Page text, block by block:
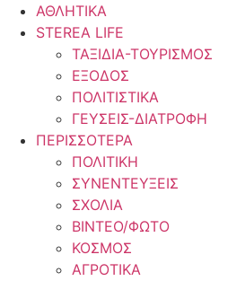
ΑΘΛΗΤΙΚΑ
STEREA LIFE
ΤΑΞΙΔΙΑ-ΤΟΥΡΙΣΜΟΣ
ΕΞΟΔΟΣ
ΠΟΛΙΤΙΣΤΙΚΑ
ΓΕΥΣΕΙΣ-ΔΙΑΤΡΟΦΗ
ΠΕΡΙΣΣΟΤΕΡΑ
ΠΟΛΙΤΙΚΗ
ΣΥΝΕΝΤΕΥΞΕΙΣ
ΣΧΟΛΙΑ
ΒΙΝΤΕΟ/ΦΩΤΟ
ΚΟΣΜΟΣ
ΑΓΡΟΤΙΚΑ